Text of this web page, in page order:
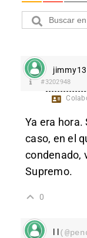
#3202948
Ya era hora.
caso, en el
condenado,
Supremo.
0
l l